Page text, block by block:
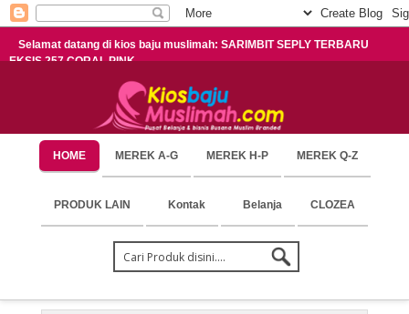
Selamat datang di kios baju muslimah: SARIMBIT SEPLY TERBARU
EKSIS 257 CORAL PINK
HOME MEREK A-G MEREK H-P MEREK Q-Z
PRODUK LAIN Kontak Belanja CLOZEA